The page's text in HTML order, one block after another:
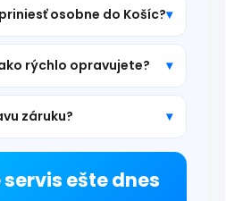
osobne do Košíc?
rýchlo opravujete?
záruku?
ešte dnes